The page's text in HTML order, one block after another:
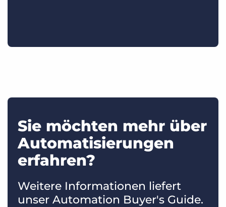
Sie möchten mehr über
Automatisierungen
erfahren?
Weitere Informationen liefert
unser Automation Buyer's Guide.